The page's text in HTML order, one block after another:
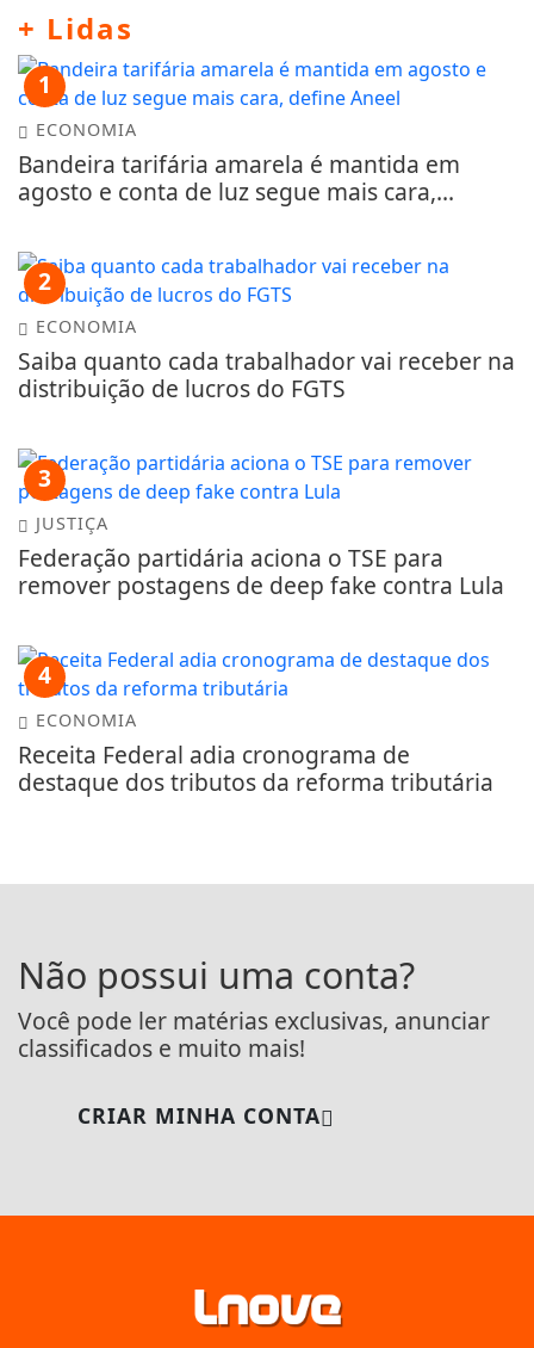
+ Lidas
1
ECONOMIA
Bandeira tarifária amarela é mantida em
agosto e conta de luz segue mais cara,...
2
ECONOMIA
Saiba quanto cada trabalhador vai receber na
distribuição de lucros do FGTS
3
JUSTIÇA
Federação partidária aciona o TSE para
remover postagens de deep fake contra Lula
4
ECONOMIA
Receita Federal adia cronograma de
destaque dos tributos da reforma tributária
Não possui uma conta?
Você pode ler matérias exclusivas, anunciar
classificados e muito mais!
CRIAR MINHA CONTA